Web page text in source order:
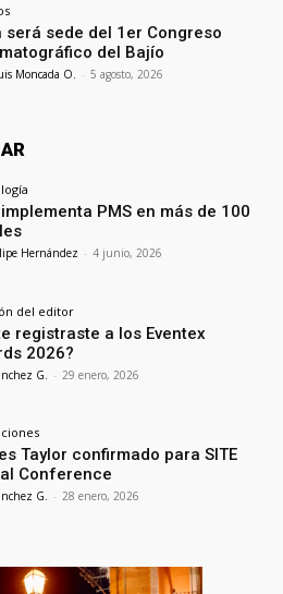
será sede del 1er Congreso
del Bajío
Moncada O. - 5 agosto, 2026
PMS en más de 100
Hernández - 4 junio, 2026
del editor
registraste a los Eventex
2026?
G. - 29 enero, 2026
Taylor confirmado para SITE
Conference
G. - 28 enero, 2026